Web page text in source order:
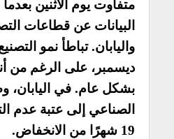
متفاوت يوم الاثنين
البيانات عن قطاعات
واليابان. تباطأ نمو
ديسمبر، على الرغم من
بشكل عام. في اليابان،
19 شهرًا من الانخفاض.